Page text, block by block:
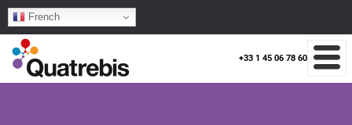
French
+33 1 45 06 78 60